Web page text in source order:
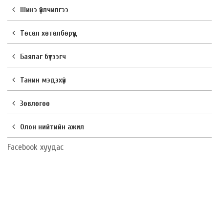
Шинэ үйлчилгээ
Төсөл хөтөлбөрүүд
Баялаг бүтээгч
Танин мэдэхүй
Зөвлөгөө
Олон нийтийн ажил
Facebook хуудас